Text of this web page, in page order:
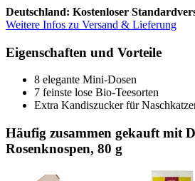
Deutschland: Kostenloser
Weitere Infos zu Versand & Lieferung
Eigenschaften und Vorteile
8 elegante Mini-Dosen
7 feinste lose Bio-Teesorten
Extra Kandiszucker für
Häufig zusammen gekauft mit
Rosenknospen, 80 g